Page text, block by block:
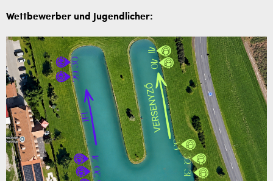
Wettbewerber und Jugendlicher: